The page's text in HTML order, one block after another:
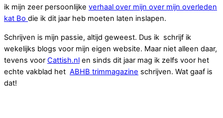
ik mijn zeer persoonlijke verhaal over mijn over mijn overleden
kat Bo die ik dit jaar heb moeten laten inslapen.
Schrijven is mijn passie, altijd geweest. Dus ik schrijf ik
wekelijks blogs voor mijn eigen website. Maar niet alleen daar,
tevens voor Cattish.nl en sinds dit jaar mag ik zelfs voor het
echte vakblad het ABHB trimmagazine schrijven. Wat gaaf is
dat!